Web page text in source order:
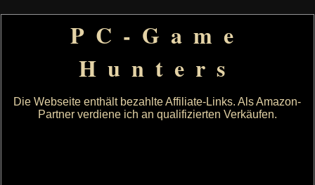
PC-Game
Hunters
Die Webseite enthält bezahlte Affiliate-Links. Als Amazon-
Partner verdiene ich an qualifizierten Verkäufen.